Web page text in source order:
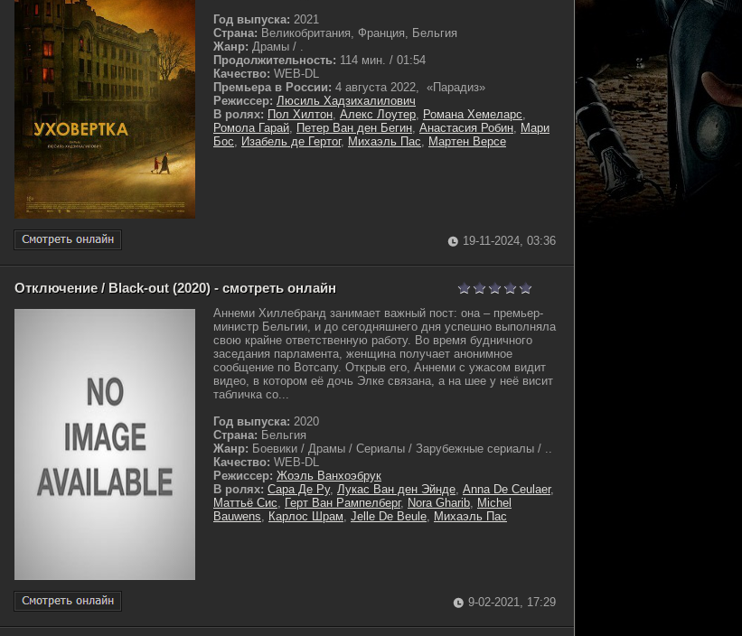
Год выпуска: 2021
Страна: Великобритания, Франция, Бельгия
Жанр: Драмы / .
Продолжительность: 114 мин. / 01:54
Качество: WEB-DL
Премьера в России: 4 августа 2022, «Парадиз»
Режиссер: Люсиль Хадзихалилович
В ролях: Пол Хилтон, Алекс Лоутер, Романа Хемеларс,
Ромола Гарай, Петер Ван ден Бегин, Анастасия Робин, Мари
Бос, Изабель де Гертог, Михаэль Пас, Мартен Версе
19-11-2024, 03:36
Отключение / Black-out (2020) - смотреть онлайн
Аннеми Хиллебранд занимает важный пост: она – премьер-
министр Бельгии, и до сегодняшнего дня успешно выполняла
свою крайне ответственную работу. Во время будничного
заседания парламента, женщина получает анонимное
сообщение по Вотсапу. Открыв его, Аннеми с ужасом видит
видео, в котором её дочь Элке связана, а на шее у неё висит
табличка со...
Год выпуска: 2020
Страна: Бельгия
Жанр: Боевики / Драмы / Сериалы / Зарубежные сериалы / ..
Качество: WEB-DL
Режиссер: Жоэль Ванхоэбрук
В ролях: Сара Де Ру, Лукас Ван ден Эйнде, Anna De Ceulaer,
Маттьё Сис, Герт Ван Рампелберг, Nora Gharib, Michel
Bauwens, Карлос Шрам, Jelle De Beule, Михаэль Пас
9-02-2021, 17:29